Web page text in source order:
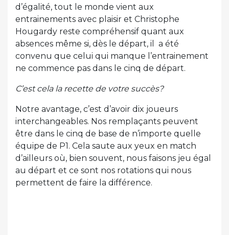
d’égalité, tout le monde vient aux
entrainements avec plaisir et Christophe
Hougardy reste compréhensif quant aux
absences même si, dès le départ, il a été
convenu que celui qui manque l’entrainement
ne commence pas dans le cinq de départ.
C’est cela la recette de votre succès?
Notre avantage, c’est d’avoir dix joueurs
interchangeables. Nos remplaçants peuvent
être dans le cinq de base de n’importe quelle
équipe de P1. Cela saute aux yeux en match
d’ailleurs où, bien souvent, nous faisons jeu égal
au départ et ce sont nos rotations qui nous
permettent de faire la différence.